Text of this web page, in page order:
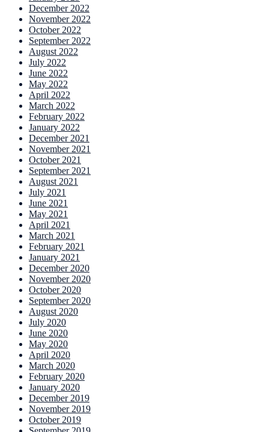
December 2022
November 2022
October 2022
September 2022
August 2022
July 2022
June 2022
May 2022
April 2022
March 2022
February 2022
January 2022
December 2021
November 2021
October 2021
September 2021
August 2021
July 2021
June 2021
May 2021
April 2021
March 2021
February 2021
January 2021
December 2020
November 2020
October 2020
September 2020
August 2020
July 2020
June 2020
May 2020
April 2020
March 2020
February 2020
January 2020
December 2019
November 2019
October 2019